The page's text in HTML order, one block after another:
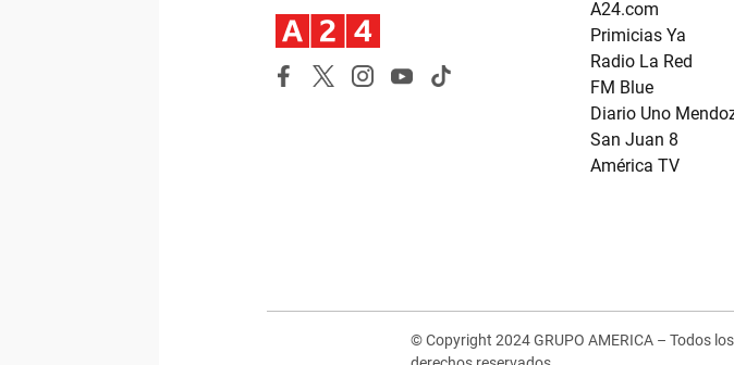
A24.com
Primicias Ya
Radio La Red
FM Blue
Diario Uno
San Juan 8
América TV
© Copyright 2024 GRUPO AMERICA – Todos los